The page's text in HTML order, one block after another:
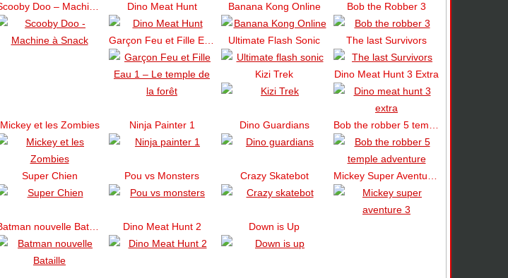
Dino Meat Hunt Banana Kong Online Bob the Robber 3
Ultimate Flash Sonic The last Survivors
Kizi Trek Dino Meat Hunt 3 Extra
Mickey et les Zombies Ninja Painter 1 Dino Guardians
Super Chien Pou vs Monsters Crazy Skatebot
Dino Meat Hunt 2 Down is Up